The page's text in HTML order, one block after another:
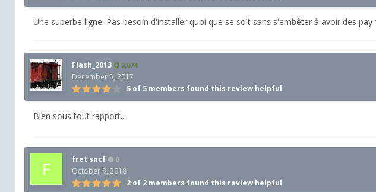
Une superbe ligne. Pas besoin d'installer quoi que se soit sans s'embêter à avoir des
Flash_2013 2,074
December 5, 2017
5 of 5 members found this review helpful
Bien sous tout rapport...
fret sncf 0
October 8, 2018
2 of 2 members found this review helpful